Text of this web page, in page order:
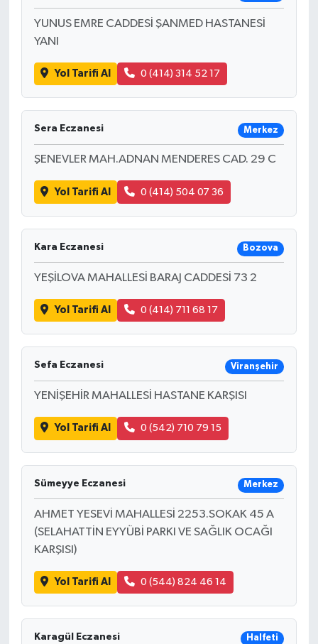
YUNUS EMRE CADDESİ ŞANMED HASTANESİ
YANI
Yol Tarifi Al 0 (414) 314 52 17
Sera Eczanesi Merkez
ŞENEVLER MAH.ADNAN MENDERES CAD. 29 C
Yol Tarifi Al 0 (414) 504 07 36
Kara Eczanesi Bozova
YEŞİLOVA MAHALLESİ BARAJ CADDESİ 73 2
Yol Tarifi Al 0 (414) 711 68 17
Sefa Eczanesi Viranşehir
YENİŞEHİR MAHALLESİ HASTANE KARŞISI
Yol Tarifi Al 0 (542) 710 79 15
Sümeyye Eczanesi Merkez
AHMET YESEVİ MAHALLESİ 2253.SOKAK 45 A
(SELAHATTİN EYYÜBİ PARKI VE SAĞLIK OCAĞI
KARŞISI)
Yol Tarifi Al 0 (544) 824 46 14
Karagül Eczanesi Halfeti